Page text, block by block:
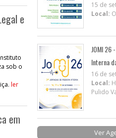
e
sob o
ler
em
15 de
Local:
JOMI 26
Interna
16 de
Local:
Pulido
Ver